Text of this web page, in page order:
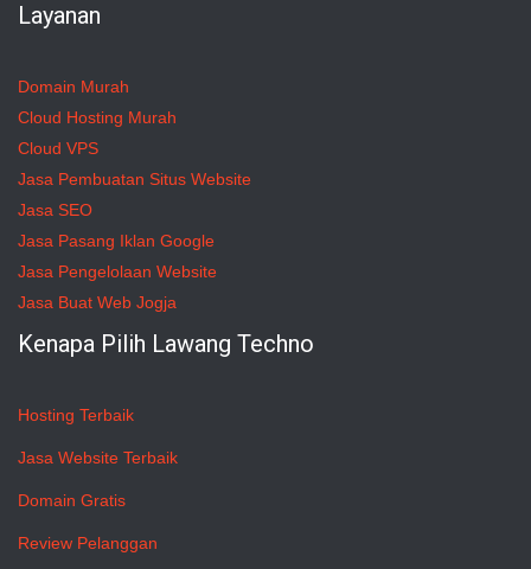
Layanan
Domain Murah
Cloud Hosting Murah
Cloud VPS
Jasa Pembuatan Situs Website
Jasa SEO
Jasa Pasang Iklan Google
Jasa Pengelolaan Website
Jasa Buat Web Jogja
Kenapa Pilih Lawang Techno
Hosting Terbaik
Jasa Website Terbaik
Domain Gratis
Review Pelanggan